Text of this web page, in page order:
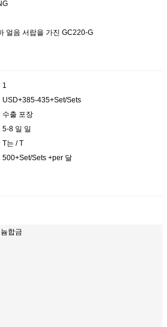
얼음 서랍을 가진 GC220-G
1
USD+385-435+Set/Sets
수출 포장
5-8 일 일
T는 / T
500+Set/Sets +per 달
합금